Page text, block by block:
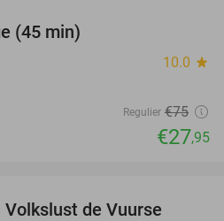
(45 min)
10.0 star
Regulier €75
€27,95
de Vuurse